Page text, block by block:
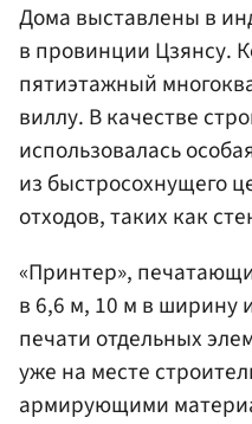
Дома выставлены в
в провинции Цзянсу.
пятиэтажный
виллу. В качестве
использовалась
из быстросохнущего
отходов, таких как
«Принтер»,
в 6,6 м, 10 м в ширину
печати отдельных
уже на месте
армирующими